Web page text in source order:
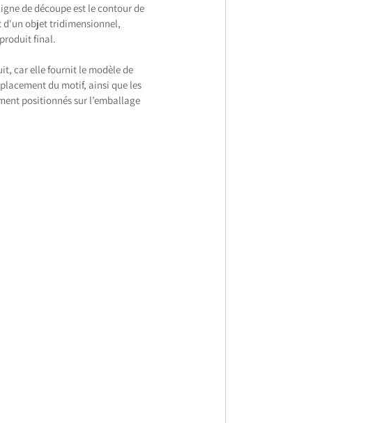
de découpe est le contour de
d'un objet tridimensionnel,
final.
car elle fournit le modèle de
du motif, ainsi que les
positionnés sur l’emballage